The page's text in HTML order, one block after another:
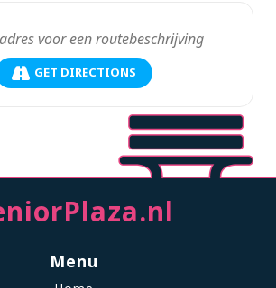
GET DIRECTIONS
Menu